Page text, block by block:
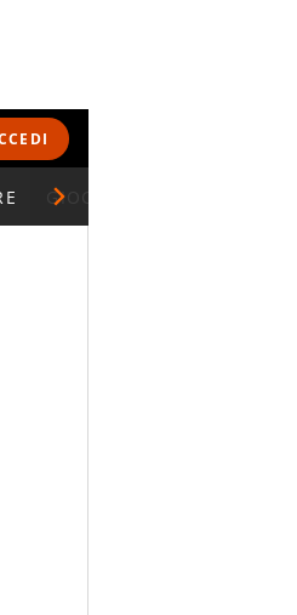
GIOCATORI SERIE A